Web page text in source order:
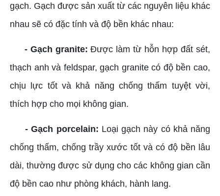
gạch. Gạch được sản xuất từ các nguyên liệu khác
nhau sẽ có đặc tính và độ bền khác nhau:
- Gạch granite:Được làm từ hỗn hợp đất sét,
thạch anh và feldspar, gạch granite có độ bền cao,
chịu lực tốt và khả năng chống thấm tuyệt vời,
thích hợp cho mọi không gian.
- Gạch porcelain: Loại gạch này có khả năng
chống thấm, chống trầy xước tốt và có độ bền lâu
dài, thường được sử dụng cho các không gian cần
độ bền cao như phòng khách, hành lang.